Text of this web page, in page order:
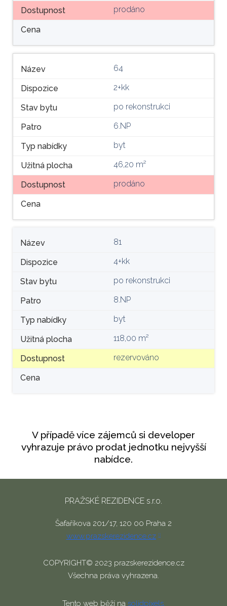
Dostupnost prodáno
Cena
Název 64
Dispozice 2+kk
Stav bytu po rekonstrukci
Patro 6.NP
Typ nabídky byt
Užitná plocha 46,20 m²
Dostupnost prodáno
Cena
Název 81
Dispozice 4+kk
Stav bytu po rekonstrukci
Patro 8.NP
Typ nabídky byt
Užitná plocha 118,00 m²
Dostupnost rezervováno
Cena
V případě více zájemců si developer
vyhrazuje právo prodat jednotku nejvyšší
nabídce.
PRAŽSKÉ REZIDENCE s.r.o.
Šafaříkova 201/17, 120 00 Praha 2
www.prazskerezidence.cz
COPYRIGHT© 2023 prazskerezidence.cz
Všechna práva vyhrazena.
Tento web běží na solidpixels.